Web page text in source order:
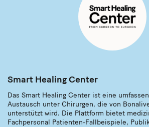
Smart Healing Center
Das Smart Healing Center ist eine
Austausch unter Chirurgen, die von
unterstützt wird. Die Plattform bietet
Fachpersonal Patienten-Fallbeispiele,